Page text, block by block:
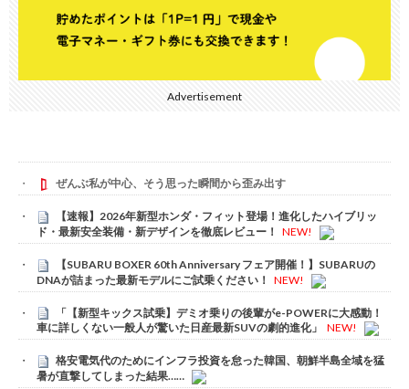
Advertisement
ぜんぶ私が中心、そう思った瞬間から歪み出す
【速報】2026年新型ホンダ・フィット登場！進化したハイブリッ
ド・最新安全装備・新デザインを徹底レビュー！
NEW!
【SUBARU BOXER 60th Anniversary フェア開催！】SUBARUの
DNAが詰まった最新モデルにご試乗ください！
NEW!
「【新型キックス試乗】デミオ乗りの後輩がe-POWERに大感動！
車に詳しくない一般人が驚いた日産最新SUVの劇的進化」
NEW!
格安電気代のためにインフラ投資を怠った韓国、朝鮮半島全域を猛
暑が直撃してしまった結果……